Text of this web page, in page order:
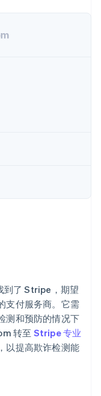
到了 Stripe，期望
支付服务商。它需
测和预防的情况下
转至 Stripe 专业
以提高欺诈检测能